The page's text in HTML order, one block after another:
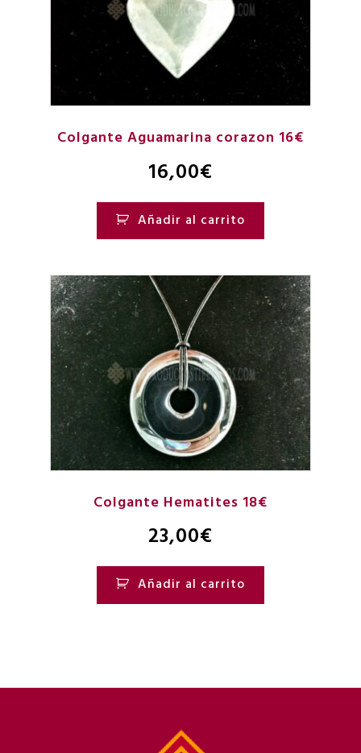
Colgante Aguamarina corazon 16€
16,00€
Añadir al carrito
Colgante Hematites 18€
23,00€
Añadir al carrito